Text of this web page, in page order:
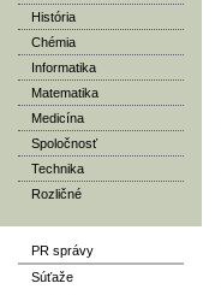
História
Chémia
Informatika
Matematika
Medicína
Spoločnosť
Technika
Rozličné
PR správy
Súťaže